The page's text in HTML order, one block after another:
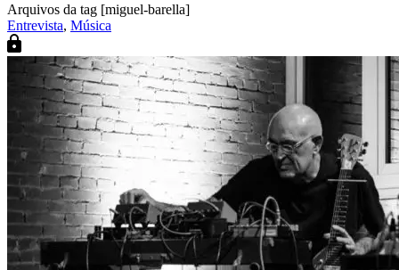
Arquivos da tag [miguel-barella]
Entrevista, Música